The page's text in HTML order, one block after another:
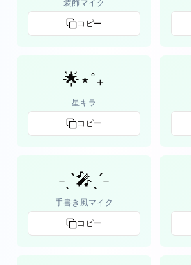
装飾マイク
コピー
🌟⋆˚₊
星キラ
コピー
˗ˏˋ🎤ˎˊ˗
手書き風マイク
コピー